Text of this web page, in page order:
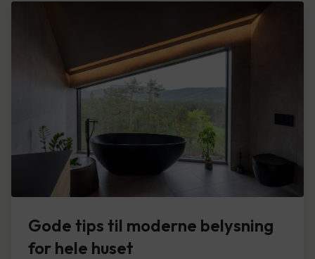
Gode tips til moderne belysning
for hele huset